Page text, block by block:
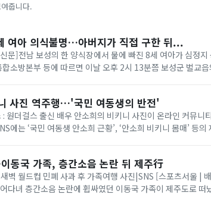
줍니다.
여아 의식불명…아버지가 직접 구한 뒤...
문]전남 보성의 한 양식장에서 물에 빠진 8세 여아가 심정지
소방본부 등에 따르면 이날 오후 2시 13분쯤 보성군 벌교
사진 역주행…'국민 여동생의 반전'
원더걸스 출신 배우 안소희의 비키니 사진이 온라인 커뮤니
에는 ‘국민 여동생 안소희 근황’, ‘안소희 비키니 몸매’ 등
동국 가족, 층간소음 논란 뒤 제주行
벽 월드컵 민폐 사과 후 가족여행 사진|SNS [스포츠서울 |
다녀 층간소음 논란에 휩싸였던 이동국 가족이 제주도로 떠